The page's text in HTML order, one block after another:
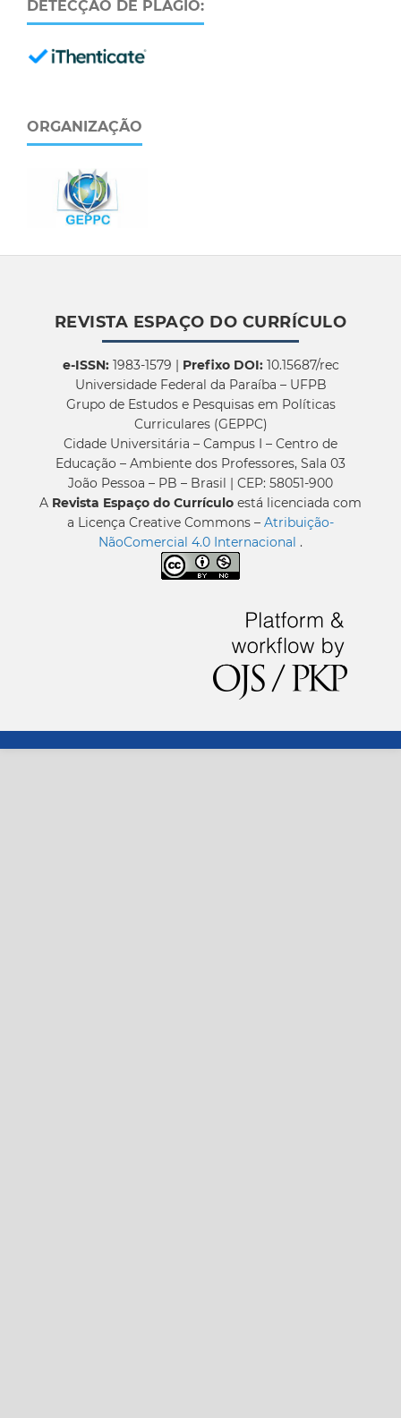
DETECÇÃO DE PLÁGIO:
ORGANIZAÇÃO
REVISTA ESPAÇO DO CURRÍCULO
e-ISSN:1983-1579 | Prefixo DOI:10.15687/rec
Universidade Federal da Paraíba – UFPB
Grupo de Estudos e Pesquisas em Políticas
Curriculares (GEPPC)
Cidade Universitária – Campus I – Centro de
Educação – Ambiente dos Professores, Sala 03
João Pessoa – PB – Brasil | CEP: 58051-900
A Revista Espaço do Currículo está licenciada com
a Licença Creative Commons – Atribuição-
NãoComercial 4.0 Internacional .